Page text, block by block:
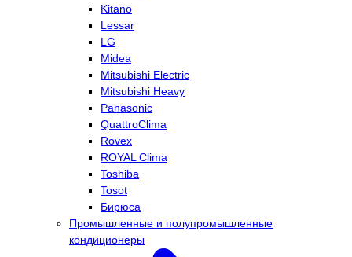
Kitano
Lessar
LG
Midea
Mitsubishi Electric
Mitsubishi Heavy
Panasonic
QuattroClima
Rovex
ROYAL Clima
Toshiba
Tosot
Бирюса
Промышленные и полупромышленные
кондиционеры